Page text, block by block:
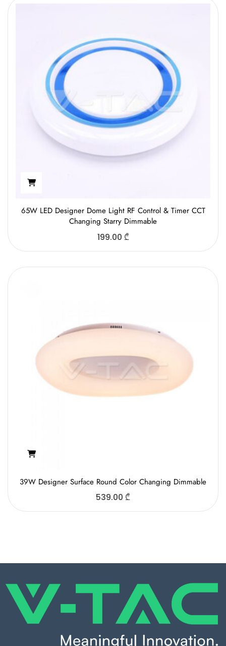
65W LED Designer Dome Light RF Control & Timer CCT
Changing Starry Dimmable
199.00 ₾
39W Designer Surface Round Color Changing Dimmable
539.00 ₾